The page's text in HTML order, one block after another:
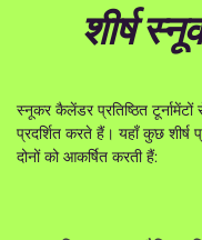
शीर्ष
स्नूकर कैलेंडर प्रतिष्ठित
प्रदर्शित करते हैं। यहाँ कुछ शीर्ष
दोनों को आकर्षित करती हैं: